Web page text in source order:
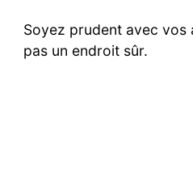
Soyez prudent avec vos
pas un endroit sûr.